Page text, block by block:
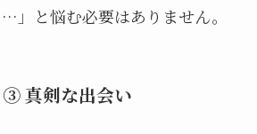
」と悩む必要はありません。
真剣な出会い